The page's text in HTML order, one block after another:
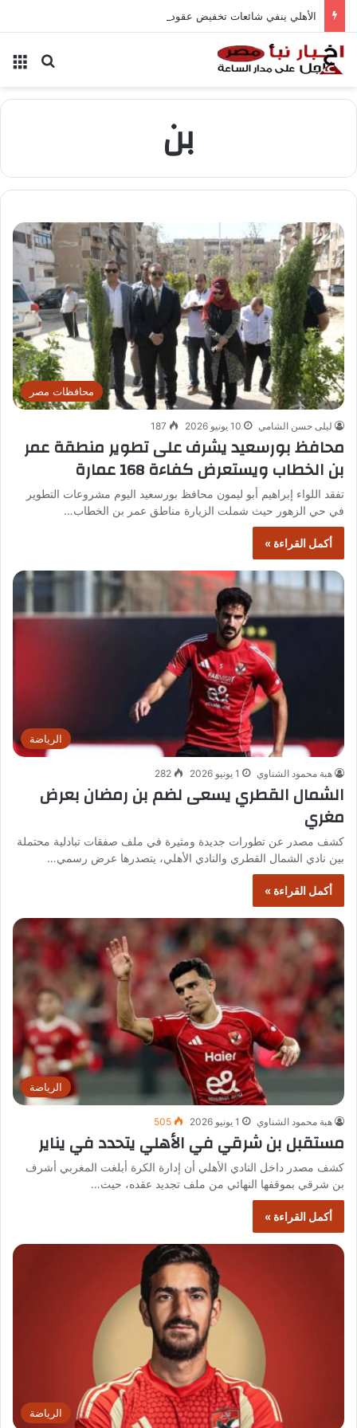
الأهلي ينفي شائعات تخفيض عقود زيزو والشناوي
بحث
بن
محافظات مصر
ليلى حسن الشامي 10 يونيو 2026 187
محافظ بورسعيد يشرف على تطوير منطقة عمر
بن الخطاب ويستعرض كفاءة 168 عمارة
تفقد اللواء إبراهيم أبو ليمون محافظ بورسعيد اليوم مشروعات التطوير
في حي الزهور حيث شملت الزيارة مناطق عمر بن الخطاب…
أكمل القراءة »
الرياضة
هبة محمود الشناوي 1 يونيو 2026 282
الشمال القطري يسعى لضم بن رمضان بعرض
مغري
كشف مصدر عن تطورات جديدة ومثيرة في ملف صفقات تبادلية محتملة
بين نادي الشمال القطري والنادي الأهلي، يتصدرها عرض رسمي…
أكمل القراءة »
الرياضة
هبة محمود الشناوي 1 يونيو 2026 505
مستقبل بن شرقي في الأهلي يتحدد في يناير
كشف مصدر داخل النادي الأهلي أن إدارة الكرة أبلغت المغربي أشرف
بن شرقي بموقفها النهائي من ملف تجديد عقده، حيث…
أكمل القراءة »
الرياضة